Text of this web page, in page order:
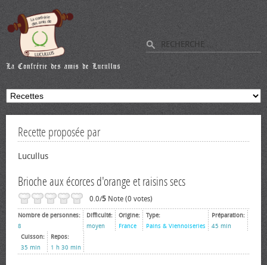
Recette proposée par
Lucullus
Brioche aux écorces d'orange et raisins secs
0.0/5 Note (0 votes)
Nombre de personnes:
8
Difficulté:
moyen
Origine:
France
Type:
Pains & Viennoiseries
Préparation:
45 min
Cuisson:
35 min
Repos:
1 h 30 min